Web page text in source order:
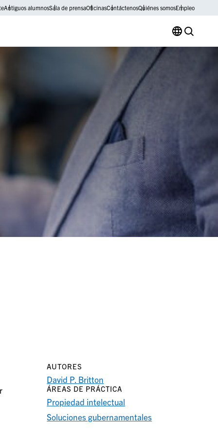
Antiguos alumnosSala de prensaOficinasContáctenosQuiénes somosEmpleo
AUTORES
David P. Britton
ÁREAS DE PRÁCTICA
Propiedad intelectual
Soluciones gubernamentales